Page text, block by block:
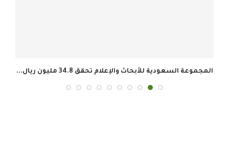
المجموعة السعودية للأبحاث والإعلام تحقق 34.8 مليون ريال...